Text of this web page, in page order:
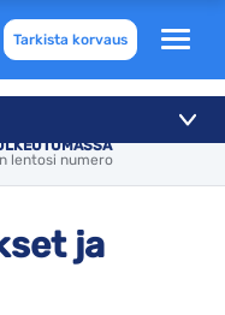
Tarkista korvaus
lentosi numero
ja